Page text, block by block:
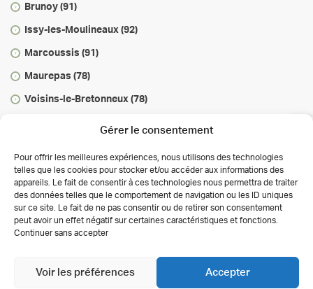
Gérer le consentement
Pour offrir les meilleures expériences, nous utilisons des technologies
telles que les cookies pour stocker et/ou accéder aux informations des
appareils. Le fait de consentir à ces technologies nous permettra de traiter
des données telles que le comportement de navigation ou les ID uniques
sur ce site. Le fait de ne pas consentir ou de retirer son consentement
peut avoir un effet négatif sur certaines caractéristiques et fonctions.
Continuer sans accepter
Accepter
Voir les préférences
Brunoy (91)
Issy-les-Moulineaux (92)
Marcoussis (91)
Maurepas (78)
Voisins-le-Bretonneux (78)
Infos & conseils
Actualités
Autorisations des activités de soins
Déclaration de confidentialité (UE)
Conditions générales
Antipodes Médical